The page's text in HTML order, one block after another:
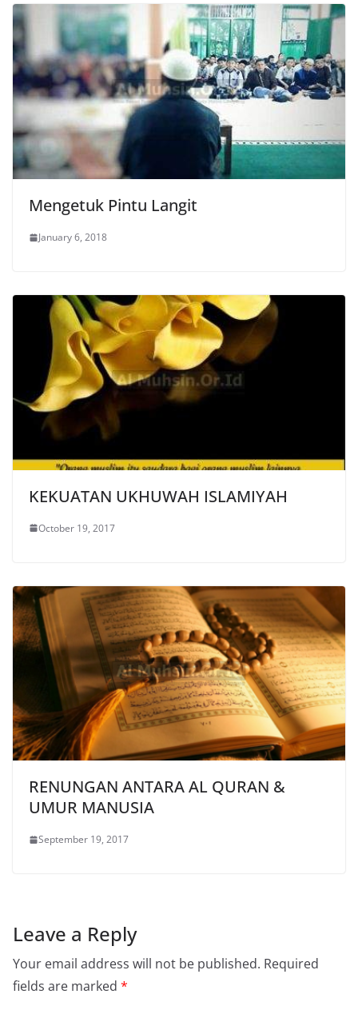
Mengetuk Pintu Langit
January 6, 2018
KEKUATAN UKHUWAH ISLAMIYAH
October 19, 2017
RENUNGAN ANTARA AL QURAN &
UMUR MANUSIA
September 19, 2017
Leave a Reply
Your email address will not be published. Required
fields are marked *